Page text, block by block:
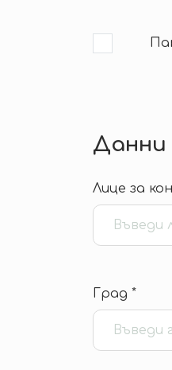
Данни
Лице за
Град *